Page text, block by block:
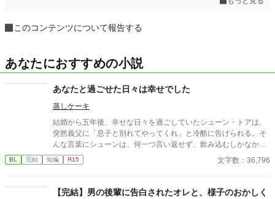
このコンテンツについて報告する
あなたにおすすめの小説
あなたと過ごせた日々は幸せでした
蒸しケーキ
結婚から五年後、幸せな日々を過ごしていたシューン・トアは、
突然義父に「息子と別れてやってくれ」と冷酷に告げられる。そ
んな言葉にシューンは、何一つ言い返せず、飲み込むしかなかっ
た。そして、夫であるアインス・キールに離婚を切り出すが、ア
インスがそう簡単にシューンを手離す訳もなく......。
BL 完結 短編 R15 文字数：36,796
【完結】男の後輩に告白されたオレと、様子のおかしく